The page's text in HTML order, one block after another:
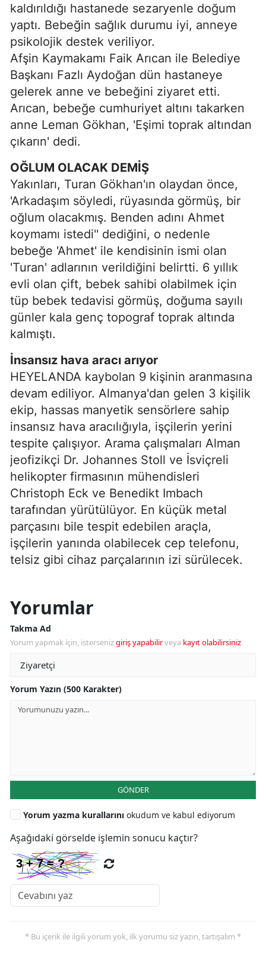
kaldırıldığı hastanede sezaryenle doğum
yaptı. Bebeğin sağlık durumu iyi, anneye
psikolojik destek veriliyor.
Afşin Kaymakamı Faik Arıcan ile Belediye
Başkanı Fazlı Aydoğan dün hastaneye
gelerek anne ve bebeğini ziyaret etti.
Arıcan, bebeğe cumhuriyet altını takarken
anne Leman Gökhan, 'Eşimi toprak altından
çıkarın' dedi.
OĞLUM OLACAK DEMİŞ
Yakınları, Turan Gökhan'ın olaydan önce,
'Arkadaşım söyledi, rüyasında görmüş, bir
oğlum olacakmış. Benden adını Ahmet
koymamı istedi'' dediğini, o nedenle
bebeğe 'Ahmet' ile kendisinin ismi olan
'Turan' adlarının verildiğini belirtti. 6 yıllık
evli olan çift, bebek sahibi olabilmek için
tüp bebek tedavisi görmüş, doğuma sayılı
günler kala genç topograf toprak altında
kalmıştı.
İnsansız hava aracı arıyor
HEYELANDA kaybolan 9 kişinin aranmasına
devam ediliyor. Almanya'dan gelen 3 kişilik
ekip, hassas manyetik sensörlere sahip
insansız hava aracılığıyla, işçilerin yerini
tespite çalışıyor. Arama çalışmaları Alman
jeofizikçi Dr. Johannes Stoll ve İsviçreli
helikopter firmasının mühendisleri
Christoph Eck ve Benedikt Imbach
tarafından yürütülüyor. En küçük metal
parçasını bile tespit edebilen araçla,
işçilerin yanında olabilecek cep telefonu,
telsiz gibi cihaz parçalarının izi sürülecek.
Yorumlar
Takma Ad
Yorum yapmak için, istersenizgiriş yapabilirveya kayıt olabilirsiniz.
Yorum Yazın (500 Karakter)
GÖNDER
Yorum yazma kurallarını okudum ve kabul ediyorum
Aşağıdaki görselde işlemin sonucu kaçtır?
* Bu içerik ile ilgili yorum yok, ilk yorumu siz yazın, tartışalım *